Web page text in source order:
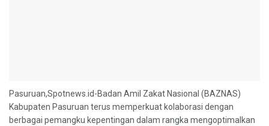
Pasuruan,Spotnews.id-Badan Amil Zakat Nasional (BAZNAS)
Kabupaten Pasuruan terus memperkuat kolaborasi dengan
berbagai pemangku kepentingan dalam rangka mengoptimalkan